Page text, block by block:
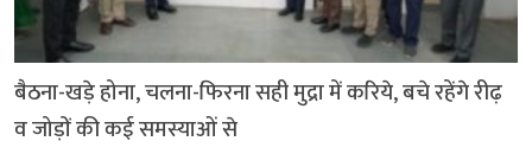
बैठना-खड़े होना, चलना-फिरना सही मुद्रा में करिये, बचे रहेंगे रीढ़
व जोड़ों की कई समस्याओं से